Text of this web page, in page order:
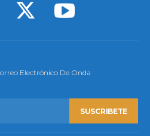
Electrónico De Onda
SUSCRIBETE